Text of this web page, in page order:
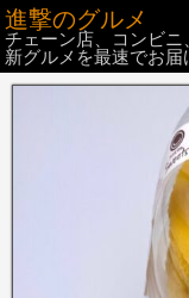
進撃のグルメ
チェーン店、コンビ
新グルメを最速でお届